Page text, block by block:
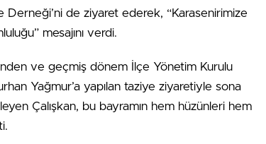
Derneği’ni de ziyaret ederek, “Karasenirimize
mesajını verdi.
ve geçmiş dönem İlçe Yönetim Kurulu
Yağmur’a yapılan taziye ziyaretiyle sona
Çalışkan, bu bayramın hem hüzünleri hem